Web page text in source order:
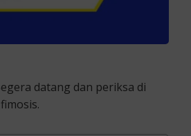
datang dan periksa di